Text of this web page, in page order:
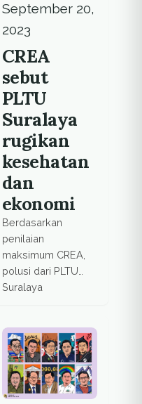
September 20,
2023
CREA
sebut
PLTU
Suralaya
rugikan
kesehatan
dan
ekonomi
Berdasarkan
penilaian
maksimum CREA,
polusi dari PLTU
Suralaya
kematian tiap
tahunnya.